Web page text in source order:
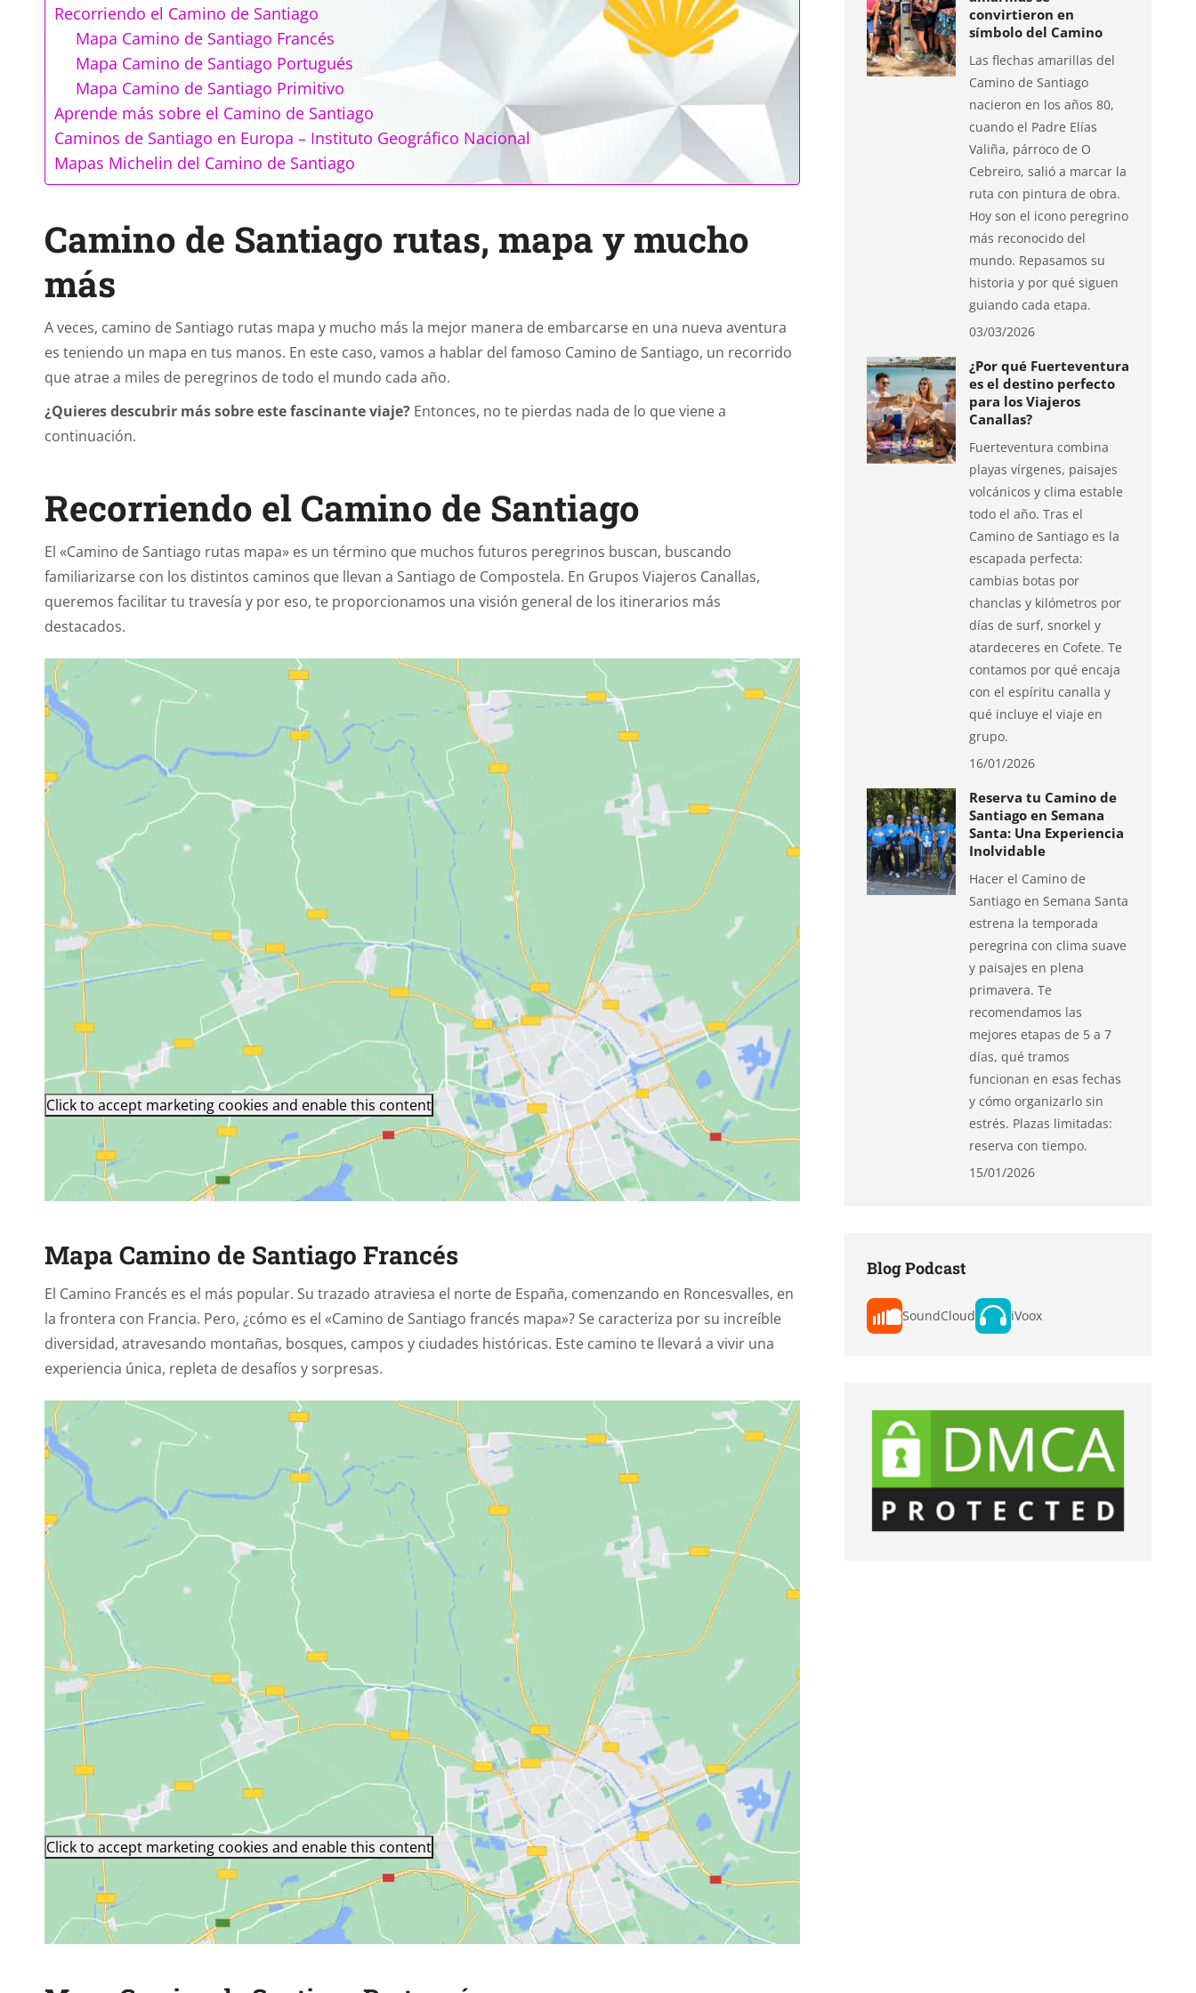
Recorriendo el Camino de Santiago
Mapa Camino de Santiago Francés
Mapa Camino de Santiago Portugués
Mapa Camino de Santiago Primitivo
Aprende más sobre el Camino de Santiago
Caminos de Santiago en Europa – Instituto Geográfico Nacional
Mapas Michelin del Camino de Santiago
Camino de Santiago rutas, mapa y mucho
más
A veces, camino de Santiago rutas mapa y mucho más la mejor manera de embarcarse en una nueva aventura
es teniendo un mapa en tus manos. En este caso, vamos a hablar del famoso Camino de Santiago, un recorrido
que atrae a miles de peregrinos de todo el mundo cada año.
¿Quieres descubrir más sobre este fascinante viaje? Entonces, no te pierdas nada de lo que viene a
continuación.
Recorriendo el Camino de Santiago
El «Camino de Santiago rutas mapa» es un término que muchos futuros peregrinos buscan, buscando
familiarizarse con los distintos caminos que llevan a Santiago de Compostela. En Grupos Viajeros Canallas,
queremos facilitar tu travesía y por eso, te proporcionamos una visión general de los itinerarios más
destacados.
Click to accept marketing cookies and enable this content
Mapa Camino de Santiago Francés
El Camino Francés es el más popular. Su trazado atraviesa el norte de España, comenzando en Roncesvalles, en
la frontera con Francia. Pero, ¿cómo es el «Camino de Santiago francés mapa»? Se caracteriza por su increíble
diversidad, atravesando montañas, bosques, campos y ciudades históricas. Este camino te llevará a vivir una
experiencia única, repleta de desafíos y sorpresas.
Click to accept marketing cookies and enable this content
convirtieron en
símbolo del Camino
Las flechas amarillas del
Camino de Santiago
nacieron en los años 80,
cuando el Padre Elías
Valiña, párroco de O
Cebreiro, salió a marcar la
ruta con pintura de obra.
Hoy son el icono peregrino
más reconocido del
mundo. Repasamos su
historia y por qué siguen
guiando cada etapa.
03/03/2026
¿Por qué Fuerteventura
es el destino perfecto
para los Viajeros
Canallas?
Fuerteventura combina
playas vírgenes, paisajes
volcánicos y clima estable
todo el año. Tras el
Camino de Santiago es la
escapada perfecta:
cambias botas por
chanclas y kilómetros por
días de surf, snorkel y
atardeceres en Cofete. Te
contamos por qué encaja
con el espíritu canalla y
qué incluye el viaje en
grupo.
16/01/2026
Reserva tu Camino de
Santiago en Semana
Santa: Una Experiencia
Inolvidable
Hacer el Camino de
Santiago en Semana Santa
estrena la temporada
peregrina con clima suave
y paisajes en plena
primavera. Te
recomendamos las
mejores etapas de 5 a 7
días, qué tramos
funcionan en esas fechas
y cómo organizarlo sin
estrés. Plazas limitadas:
reserva con tiempo.
15/01/2026
Blog Podcast
SoundCloud iVoox